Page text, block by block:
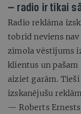
— radio ir tikai
Radio reklāma
tobrīd neviens
zīmola vēstījums
klientus un
aiziet garām.
izskanējušu
— Roberts